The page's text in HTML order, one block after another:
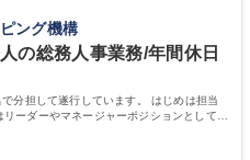
め
ング機構
の総務人事業務/年間休日
分担して遂行しています。 はじめは担当
ーダーやマネージャーポジションとして活